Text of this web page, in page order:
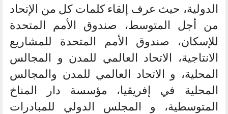
الدولية، حيث عرف إلقاء كلمات كل من الإتحاد
من أجل المتوسط، صندوق الأمم المتحدة
للإسكان، صندوق الأمم المتحدة للمشاريع
الانتاجية، الاتحاد العالمي للمدن و المجالس
المحلية، و الاتحاد العالمي للمدن والمجالس
المحلية في إفريقيا، مؤسسة دار المناخ
المتوسطية، و المجلس الدولي للمبادرات